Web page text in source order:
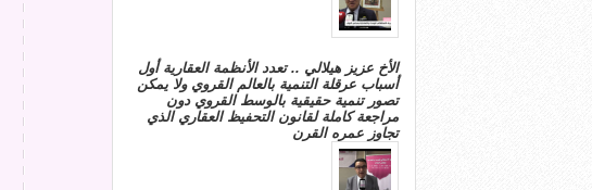
الأخ عزيز هيلالي .. تعدد الأنظمة العقارية أول
أسباب عرقلة التنمية بالعالم القروي ولا يمكن
تصور تنمية حقيقية بالوسط القروي دون
مراجعة كاملة لقانون التحفيظ العقاري الذي
تجاوز عمره القرن